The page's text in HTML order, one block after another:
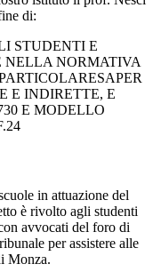
di:
STUDENTI E
NELLA NORMATIVA
E INDIRETTE, E
E MODELLO
in attuazione del
è rivolto agli studenti
avvocati del foro di
per assistere alle
Monza.